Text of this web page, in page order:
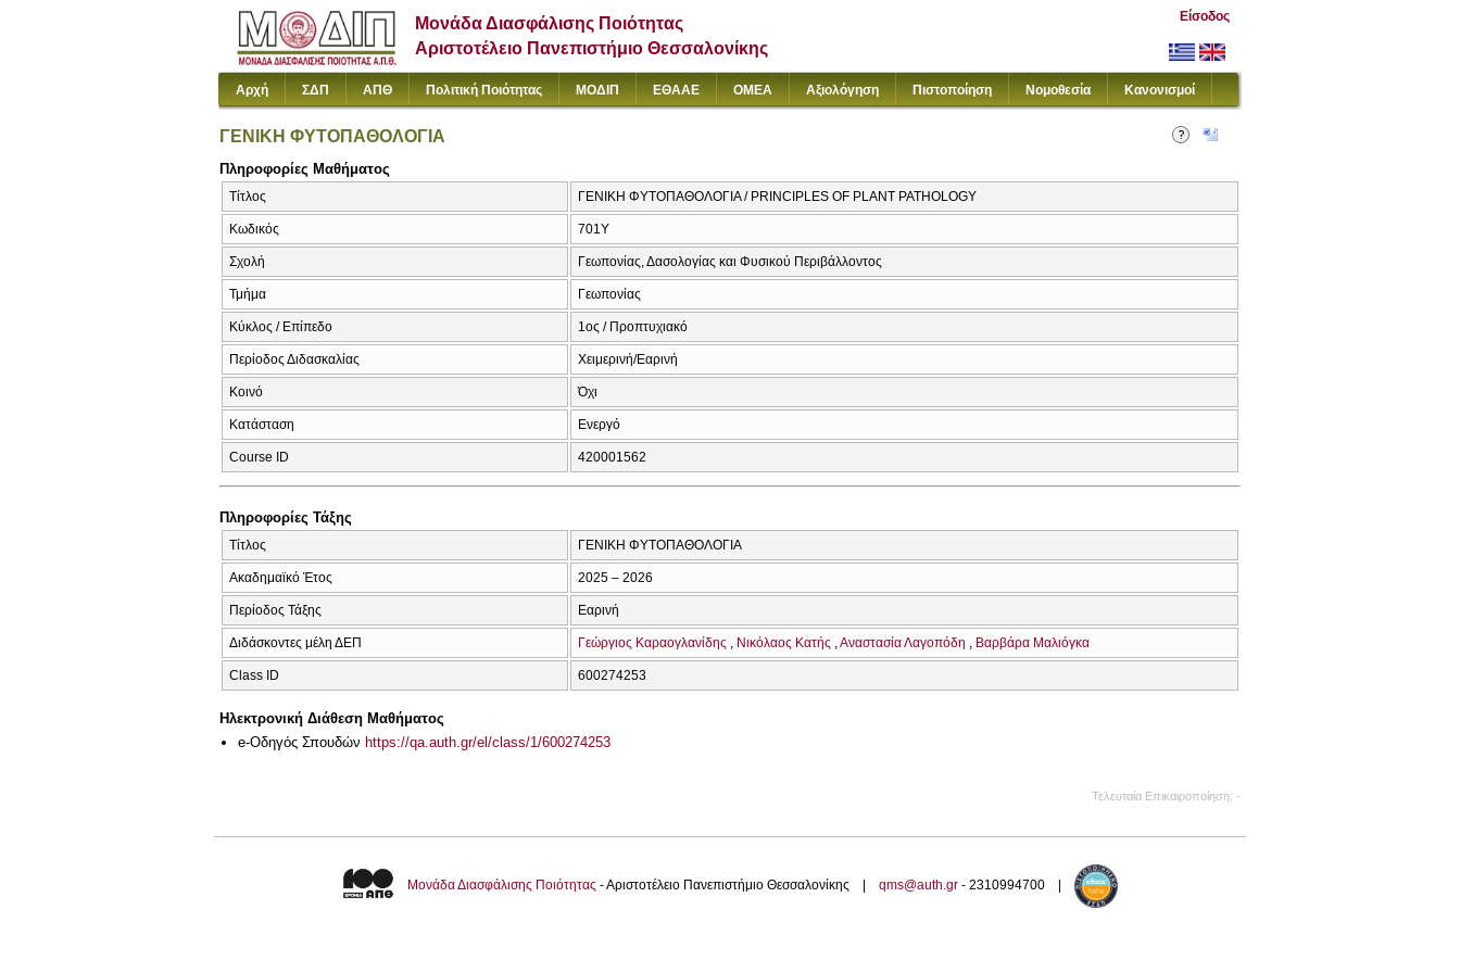
Μονάδα Διασφάλισης Ποιότητας
Αριστοτέλειο Πανεπιστήμιο Θεσσαλονίκης
Είσοδος
Αρχή ΣΔΠ ΑΠΘ Πολιτική Ποιότητας ΜΟΔΙΠ ΕΘΑΑΕ ΟΜΕΑ Αξιολόγηση Πιστοποίηση Νομοθεσία Κανονισμοί
ΓΕΝΙΚΗ ΦΥΤΟΠΑΘΟΛΟΓΙΑ
Πληροφορίες Μαθήματος
Τίτλος ΓΕΝΙΚΗ ΦΥΤΟΠΑΘΟΛΟΓΙΑ / PRINCIPLES OF PLANT PATHOLOGY
Κωδικός 701Υ
Σχολή Γεωπονίας, Δασολογίας και Φυσικού Περιβάλλοντος
Τμήμα Γεωπονίας
Κύκλος / Επίπεδο 1ος / Προπτυχιακό
Περίοδος Διδασκαλίας Χειμερινή/Εαρινή
Κοινό Όχι
Κατάσταση Ενεργό
Course ID 420001562
Πληροφορίες Τάξης
Τίτλος ΓΕΝΙΚΗ ΦΥΤΟΠΑΘΟΛΟΓΙΑ
Ακαδημαϊκό Έτος 2025 – 2026
Περίοδος Τάξης Εαρινή
Διδάσκοντες μέλη ΔΕΠ Γεώργιος Καραογλανίδης Νικόλαος Κατής Αναστασία Λαγοπόδη Βαρβάρα Μαλιόγκα
Class ID 600274253
Ηλεκτρονική Διάθεση Μαθήματος
e-Οδηγός Σπουδών https://qa.auth.gr/el/class/1/600274253
Τελευταία Επικαιροποίηση -
Μονάδα Διασφάλισης Ποιότητας - Αριστοτέλειο Πανεπιστήμιο Θεσσαλονίκης | qms@auth.gr - 2310994700 |